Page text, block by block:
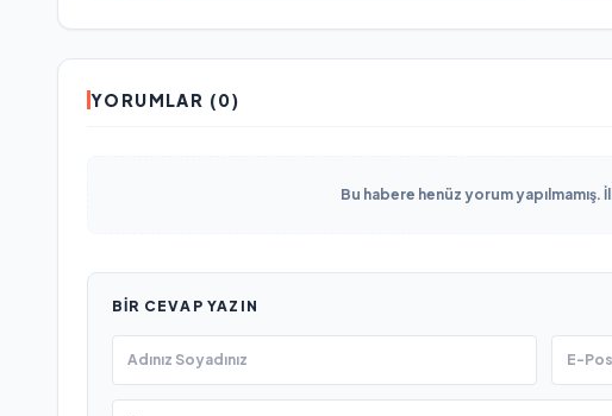
YORUMLAR (0)
Bu habere henüz yorum yapılmamış.
BIR CEVAP YAZIN